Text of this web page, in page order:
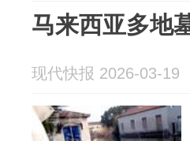
马来西亚多地
现代快报 2026-03-19